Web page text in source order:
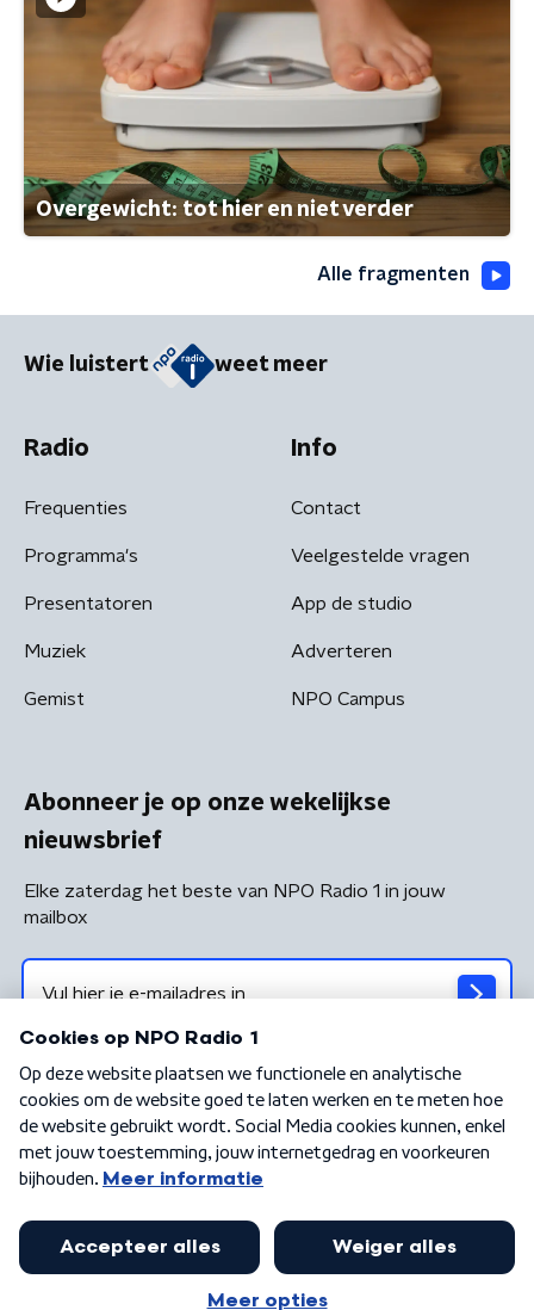
Overgewicht: tot hier en niet verder
Alle fragmenten
Wie luistert weet meer
Radio
Frequenties
Programma's
Presentatoren
Muziek
Gemist
Info
Contact
Veelgestelde vragen
App de studio
Adverteren
NPO Campus
Abonneer je op onze wekelijkse
nieuwsbrief
Elke zaterdag het beste van NPO Radio 1 in jouw
mailbox
Algemene voorwaarden